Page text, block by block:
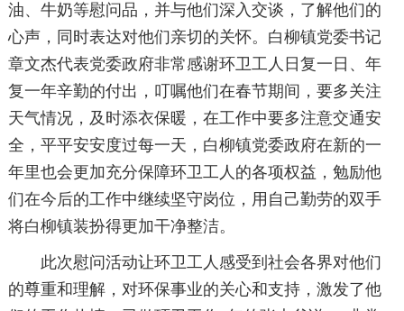
油、牛奶等慰问品，并与他们深入交谈，了解他们的
心声，同时表达对他们亲切的关怀。白柳镇党委书记
章文杰代表党委政府非常感谢环卫工人日复一日、年
复一年辛勤的付出，叮嘱他们在春节期间，要多关注
天气情况，及时添衣保暖，在工作中要多注意交通安
全，平平安安度过每一天，白柳镇党委政府在新的一
年里也会更加充分保障环卫工人的各项权益，勉励他
们在今后的工作中继续坚守岗位，用自己勤劳的双手
将白柳镇装扮得更加干净整洁。
此次慰问活动让环卫工人感受到社会各界对他们
的尊重和理解，对环保事业的关心和支持，激发了他